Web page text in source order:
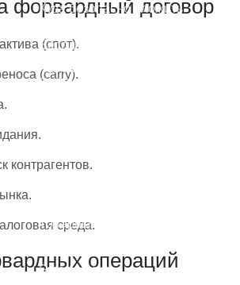
Куда безопасно вложить
деньги
Бесплатная консультация
Как зарабатывать на
Форекс, а не терять?
Товарный рынок
Smart Money
форвардный договор
(спот).
(carry).
контрагентов.
среда.
операций